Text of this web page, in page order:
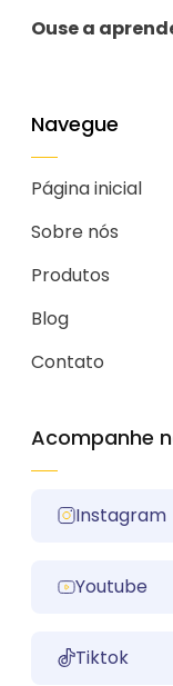
Ouse a
Navegue
Página inicial
Sobre nós
Produtos
Blog
Contato
Acompanhe
Instagram
Youtube
Tiktok